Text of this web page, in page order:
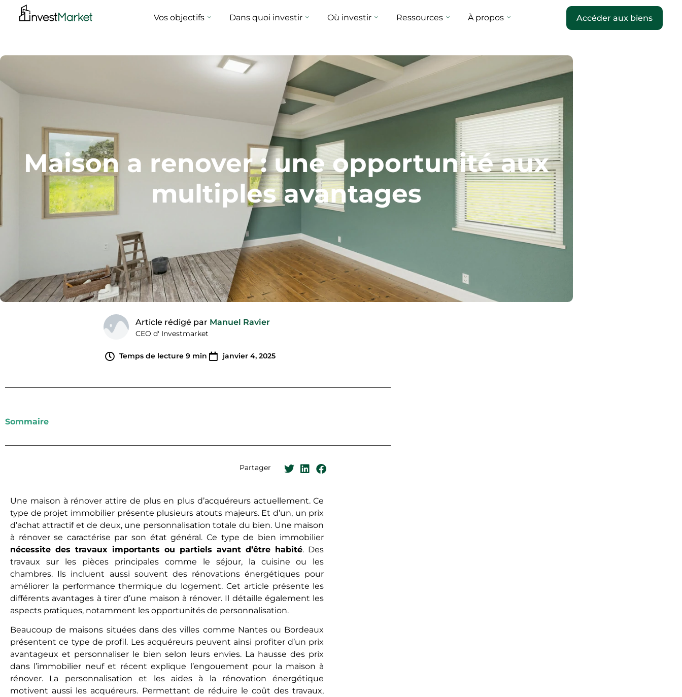
Vos objectifs Dans quoi investir Où investir Ressources À propos Accéder aux biens
Maison a renover : une opportunité aux
multiples avantages
Article rédigé par Manuel Ravier
CEO d' Investmarket
Temps de lecture9 min janvier 4, 2025
Sommaire
Partager
Une maison à rénover attire de plus en plus d’acquéreurs actuellement. Ce
type de projet immobilier présente plusieurs atouts majeurs. Et d’un, un prix
d’achat attractif et de deux, une personnalisation totale du bien. Une maison
à rénover se caractérise par son état général. Ce type de bien immobilier
nécessite des travaux importants ou partiels avant d’être habité. Des
travaux sur les pièces principales comme le séjour, la cuisine ou les
chambres. Ils incluent aussi souvent des rénovations énergétiques pour
améliorer la performance thermique du logement. Cet article présente les
différents avantages à tirer d’une maison à rénover. Il détaille également les
aspects pratiques, notamment les opportunités de personnalisation.
Beaucoup de maisons situées dans des villes comme Nantes ou Bordeaux
présentent ce type de profil. Les acquéreurs peuvent ainsi profiter d’un prix
avantageux et personnaliser le bien selon leurs envies. La hausse des prix
dans l’immobilier neuf et récent explique l’engouement pour la maison à
rénover. La personnalisation et les aides à la rénovation énergétique
motivent aussi les acquéreurs. Permettant de réduire le coût des travaux,